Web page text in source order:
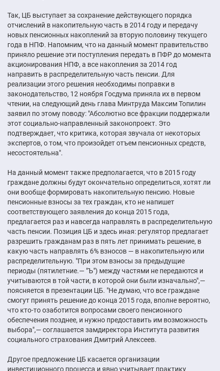
Так, ЦБ выступает за сохранение действующего порядка
отчислений в накопительную часть в 2014 году и передачу
новых пенсионных накоплений за вторую половину текущего
года в НПФ. Напомним, что на данный момент правительство
приняло решение эти поступления передать в ПФР до момента
акционирования НПФ, а все накопления за 2014 год
направить в распределительную часть пенсии. Для
реализации этого решения необходимы поправки в
законодательство, 12 ноября Госдума приняла их в первом
чтении, на следующий день глава Минтруда Максим Топилин
заявил по этому поводу: "Абсолютно все фракции поддержали
этот социально-направленный законопроект. Это
подтверждает, что критика, которая звучала от некоторых
экспертов, о том, что произойдет отъем пенсионных средств,
несостоятельна".
На данный момент также предполагается, что в 2015 году
граждане должны будут окончательно определиться, хотят ли
они вообще формировать накопительную пенсию. Новые
пенсионные взносы за тех граждан, кто не напишет
соответствующего заявления до конца 2015 года,
предлагается раз и навсегда направлять в распределительную
часть пенсии. Позиция ЦБ и здесь иная: регулятор предлагает
разрешить гражданам раз в пять лет принимать решение, в
какую часть направлять 6% взносов — в накопительную или
распределительную. "При этом взносы за предыдущие
периоды (пятилетние.— "Ъ") между частями не передаются и
учитываются в той части, в которой они были изначально",—
поясняется в презентации ЦБ. "Не думаю, что все граждане
смогут принять решение до конца 2015 года, вполне вероятно,
что кто-то озаботится вопросами своего пенсионного
обеспечения позднее, и нужно предоставить им возможность
выбора",— соглашается замдиректора Института развития
социального страхования Дмитрий Алексеев.
Другое предложение ЦБ касается организации
инвестиционного процесса и явно учитывает практику